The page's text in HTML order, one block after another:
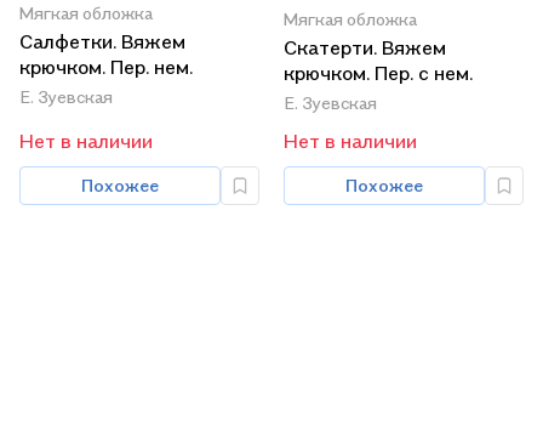
Мягкая обложка
Салфетки. Вяжем
крючком. Пер. нем.
Е. Зуевская
Нет в наличии
Похожее
Мягкая обложка
Скатерти. Вяжем
крючком. Пер. с нем.
Е. Зуевская
Нет в наличии
Похожее